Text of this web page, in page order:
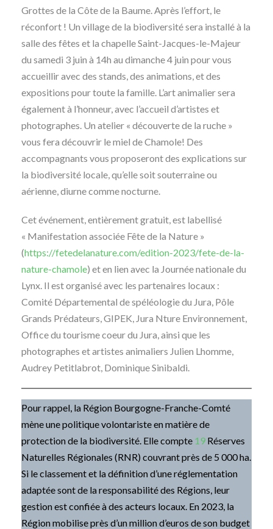
Grottes de la Côte de la Baume. Après l’effort, le
réconfort ! Un village de la biodiversité sera installé à la
salle des fêtes et la chapelle Saint-Jacques-le-Majeur
du samedi 3 juin à 14h au dimanche 4 juin pour vous
accueillir avec des stands, des animations, et des
expositions pour toute la famille. L’art animalier sera
également à l’honneur, avec l’accueil d’artistes et
photographes. Un atelier « découverte de la ruche »
vous fera découvrir le miel de Chamole! Des
accompagnants vous proposeront des explications sur
la biodiversité locale, qu’elle soit souterraine ou
aérienne, diurne comme nocturne.
Cet événement, entièrement gratuit, est labellisé
« Manifestation associée Fête de la Nature »
(https://fetedelanature.com/edition-2023/fete-de-la-
nature-chamole) et en lien avec la Journée nationale du
Lynx. Il est organisé avec les partenaires locaux :
Comité Départemental de spéléologie du Jura, Pôle
Grands Prédateurs, GIPEK, Jura Nture Environnement,
Office du tourisme coeur du Jura, ainsi que les
photographes et artistes animaliers Julien Lhomme,
Audrey Petitlabrot, Dominique Sinibaldi.
Pour rappel, la Région Bourgogne-Franche-Comté
mène une politique volontariste en matière de
protection de la biodiversité. Elle compte 19 Réserves
Naturelles Régionales (RNR) couvrant près de 5 000 ha.
Si le classement et la définition d’une réglementation
adaptée sont de la responsabilité des Régions, leur
gestion est confiée à des acteurs locaux. En 2023, la
Région mobilise près d’un million d’euros de son budget